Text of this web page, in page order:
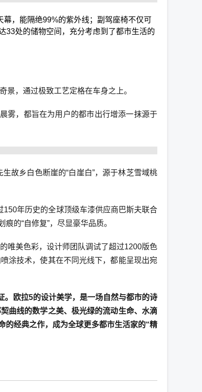
幕，能隔绝99%的紫外线；副驾座椅不仅可
33处的储物空间，充分考虑到了都市生活的
景，通过极致工艺定格在车身之上。
雾，都旨在为用户的都市出行增添一抹源于
故乡白色断崖的“白崖白”，源于林芝雪域桃
150年历史的全球顶级车漆供应商巴斯夫联合
的“自修复”，尽显豪华品质。
唯美色彩，设计师团队调试了超过1200版色
涂技术，使其在不同光线下，都能呈现出宛
。欧拉5的设计美学，是一场自然与都市的诗
曲线的数学之美、极光绿的流动生命、水滴
的经典之作，成为全球更多都市生活家的“精